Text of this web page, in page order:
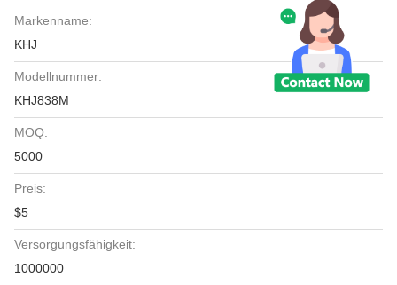
Markenname:
KHJ
Modellnummer:
KHJ838M
MOQ:
5000
Preis:
$5
Versorgungsfähigkeit:
1000000